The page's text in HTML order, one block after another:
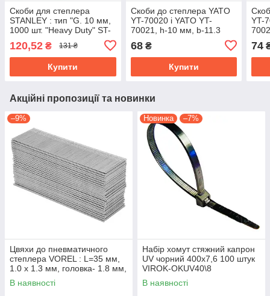
Скоби для степлера
STANLEY : тип "G. 10 мм,
1000 шт. "Heavy Duty" ST-
120,52 ₴ 131 ₴
Купити
Скоби до степлера YATO
YT-70020 i YATO YT-
70021, h-10 мм, b-11.3
1000 шт. YATO
68₴
Купити
YT-
74
Акційні пропозиції та новинки
–9%
Цвяхи до пневматичного
степлера VOREL : L=35 мм,
1.0 x 1.3 мм, головка- 1.8 мм,
5000 шт. (YT-09203) VR-
71982
В наявності
Новинка –7%
Набір хомут стяжний капрон
UV чорний 400х7,6 100 штук
VIROK-OKUV40\8
В наявності